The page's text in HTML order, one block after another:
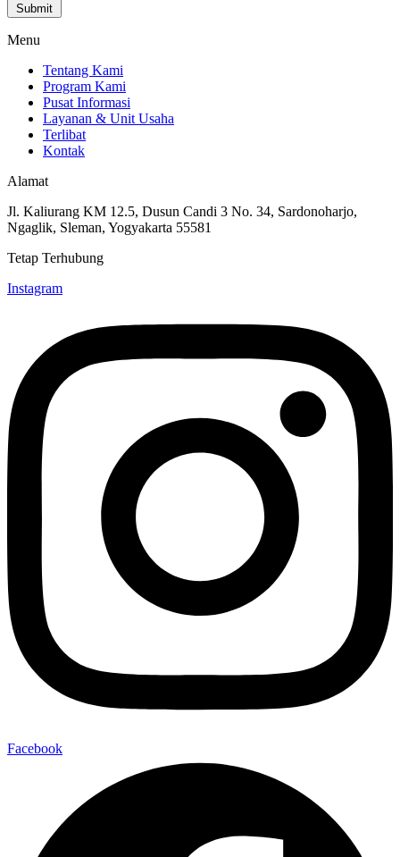
Submit
Menu
Tentang Kami
Program Kami
Pusat Informasi
Layanan & Unit Usaha
Terlibat
Kontak
Alamat
Jl. Kaliurang KM 12.5, Dusun Candi 3 No. 34, Sardonoharjo,
Ngaglik, Sleman, Yogyakarta 55581
Tetap Terhubung
Instagram
Facebook